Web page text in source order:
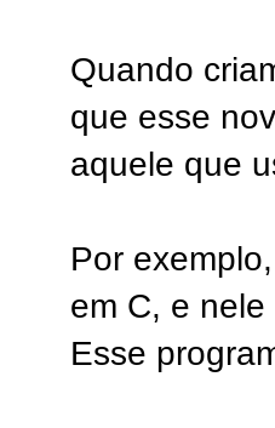
Quando
que esse
aquele que
Por
em C, e
Esse